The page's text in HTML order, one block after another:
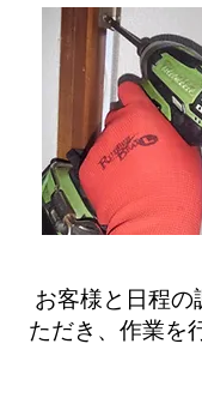
お客様と日程の
ただき、作業を